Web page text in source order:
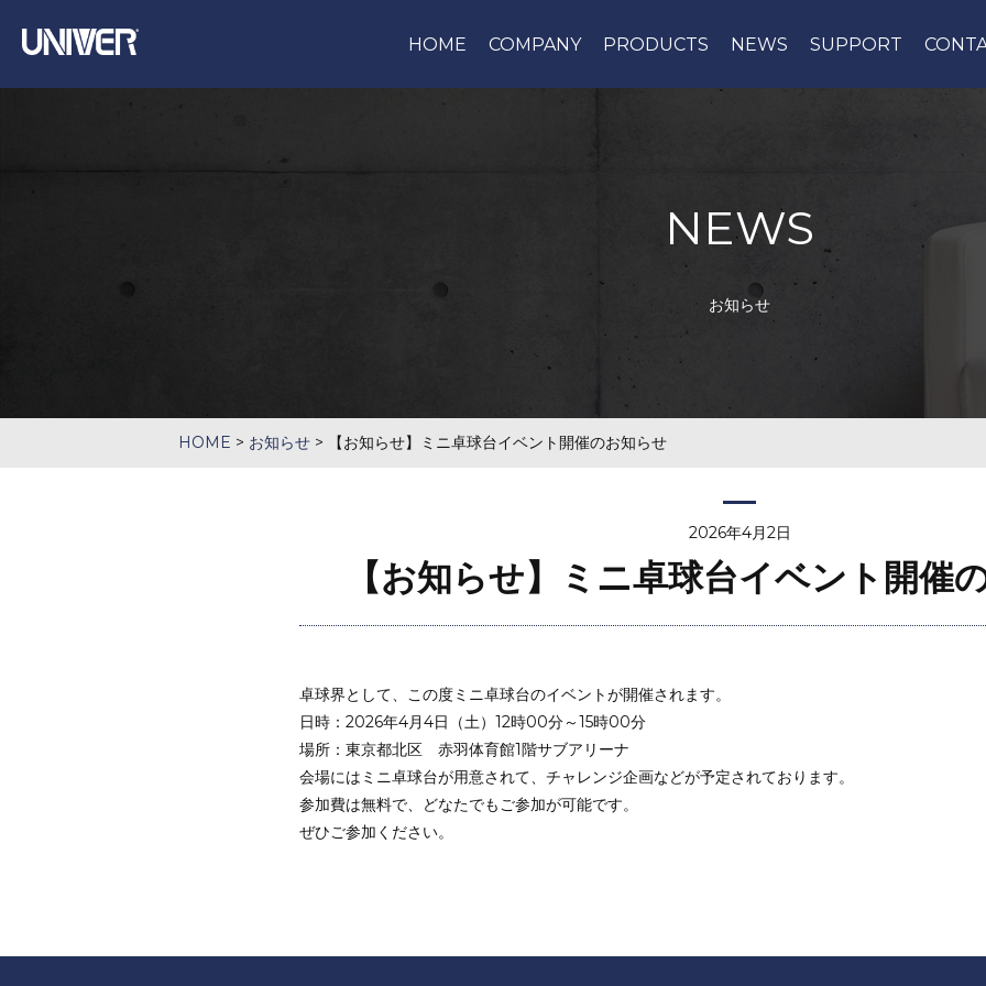
HOME COMPANY PRODUCTS NEWS SUPPORT
NEWS
お知らせ
HOME > お知らせ > 【お知らせ】ミニ卓球台イベント開催のお知らせ
2026年4月2日
【お知らせ】ミニ卓球台イベント開催
卓球界として、この度ミニ卓球台のイベントが開催されます。
日時：2026年4月4日（土）12時00分～15時00分
場所：東京都北区 赤羽体育館1階サブアリーナ
会場にはミニ卓球台が用意されて、チャレンジ企画などが予定されております。
参加費は無料で、どなたでもご参加が可能です。
ぜひご参加ください。